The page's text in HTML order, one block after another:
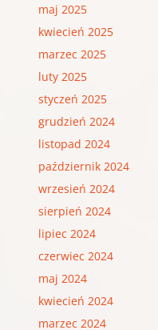
maj 2025
kwiecień 2025
marzec 2025
luty 2025
styczeń 2025
grudzień 2024
listopad 2024
październik 2024
wrzesień 2024
sierpień 2024
lipiec 2024
czerwiec 2024
maj 2024
kwiecień 2024
marzec 2024